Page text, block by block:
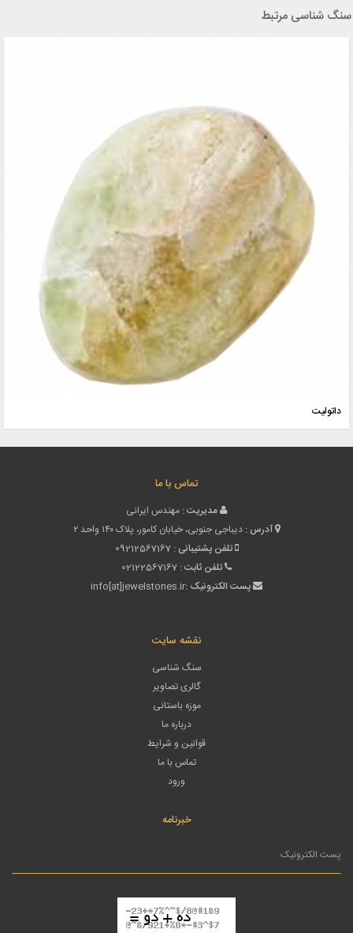
سنگ شناسی مرتبط
تماس با ما
مدیریت : مهندس ایرانی
آدرس : دیباجی جنوبی، خیابان کامور، پلاک ۱۴۰ واحد ۲
تلفن پشتیبانی : 09212567167
تلفن ثابت : 02122567167
پست الکترونیک :info[at]jewelstones.ir
نقشه سایت
سنگ شناسی
گالری تصاویر
موزه باستانی
درباره ما
قوانین و شرایط
تماس با ما
ورود
خبرنامه